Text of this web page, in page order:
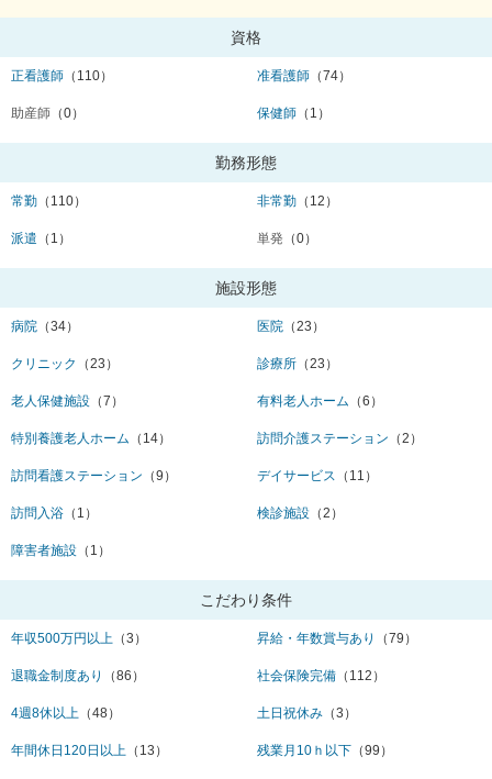
資格
正看護師 （110） 准看護師 （74）
助産師 （0） 保健師 （1）
勤務形態
常勤 （110） 非常勤 （12）
派遣 （1） 単発 （0）
施設形態
病院 （34） 医院 （23）
クリニック （23） 診療所 （23）
老人保健施設 （7） 有料老人ホーム （6）
特別養護老人ホーム （14） 訪問介護ステーション （2）
訪問看護ステーション （9） デイサービス （11）
訪問入浴 （1） 検診施設 （2）
障害者施設 （1）
こだわり条件
年収500万円以上 （3） 昇給・年数賞与あり （79）
退職金制度あり （86） 社会保険完備 （112）
4週8休以上 （48） 土日祝休み （3）
年間休日120日以上 （13） 残業月10ｈ以下 （99）